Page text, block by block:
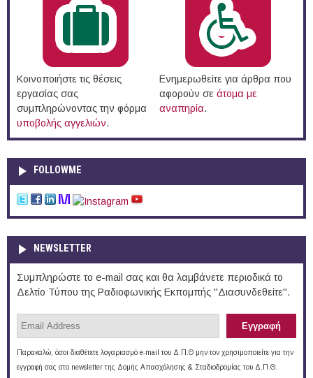
Κοινοποιήστε τις θέσεις
εργασίας σας
συμπληρώνοντας την φόρμα
υποβολής αγγελιών.
Ενημερωθείτε για άρθρα που
αφορούν σε άτομα με
αναπηρία.
FOLLOWME
NEWSLETTER
Συμπληρώστε το e-mail σας και θα λαμβάνετε περιοδικά το
Δελτίο Τύπου της Ραδιοφωνικής Εκπομπής "Διασυνδεθείτε".
Παρακαλώ, όσοι διαθέτετε λογαριασμό e-mail του Δ.Π.Θ μην τον χρησιμοποιείτε για την
εγγραφή σας στο newsletter της Δομής Απασχόλησης & Σταδιοδρομίας του Δ.Π.Θ.